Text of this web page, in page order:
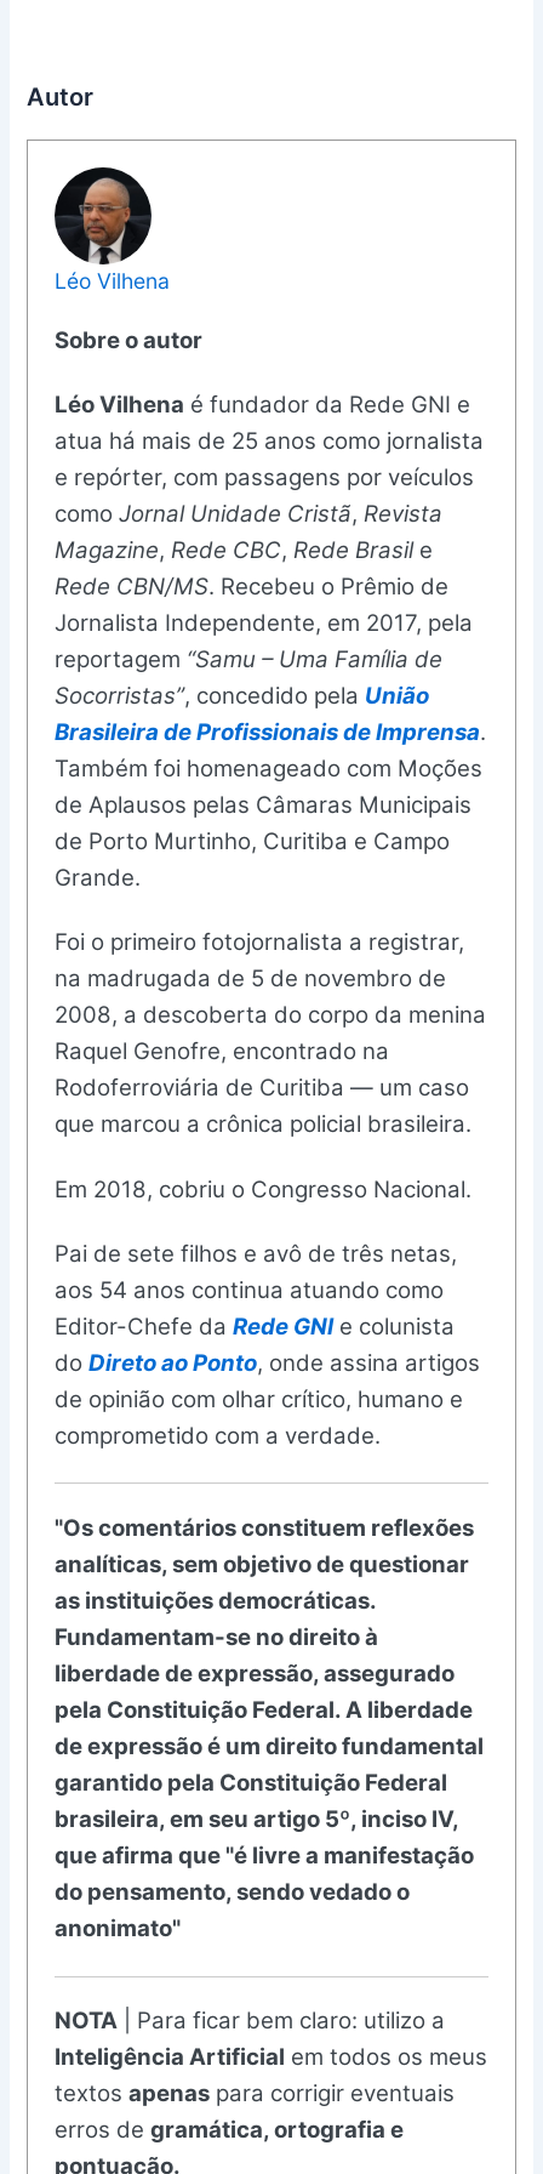
Autor
Léo Vilhena
Sobre o autor
Léo Vilhena é fundador da Rede GNI e
atua há mais de 25 anos como jornalista
e repórter, com passagens por veículos
comoJornal Unidade Cristã,Revista
Magazine,Rede CBC,Rede Brasile
Rede CBN/MS. Recebeu o Prêmio de
Jornalista Independente, em 2017, pela
reportagem “Samu – Uma Família de
Socorristas”, concedido pela União
Brasileira de Profissionais de Imprensa.
Também foi homenageado com Moções
de Aplausos pelas Câmaras Municipais
de Porto Murtinho, Curitiba e Campo
Grande.
Foi o primeiro fotojornalista a registrar,
na madrugada de 5 de novembro de
2008, a descoberta do corpo da menina
Raquel Genofre, encontrado na
Rodoferroviária de Curitiba — um caso
que marcou a crônica policial brasileira.
Em 2018, cobriu o Congresso Nacional.
Pai de sete filhos e avô de três netas,
aos 54 anos continua atuando como
Editor-Chefe daRede GNIe colunista
doDireto ao Ponto, onde assina artigos
de opinião com olhar crítico, humano e
comprometido com a verdade.
"Os comentários constituem reflexões
analíticas, sem objetivo de questionar
as instituições democráticas.
Fundamentam-se no direito à
liberdade de expressão, assegurado
pela Constituição Federal. A liberdade
de expressão é um direito fundamental
garantido pela Constituição Federal
brasileira, em seu artigo 5º, inciso IV,
que afirma que "é livre a manifestação
do pensamento, sendo vedado o
anonimato"
NOTA | Para ficar bem claro: utilizo a
Inteligência Artificial em todos os meus
textosapenas para corrigir eventuais
erros degramática, ortografia e
pontuação.